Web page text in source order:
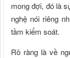
mong đợi, đó là
nghệ nói riêng
tầm kiểm soát.
Rõ ràng là về